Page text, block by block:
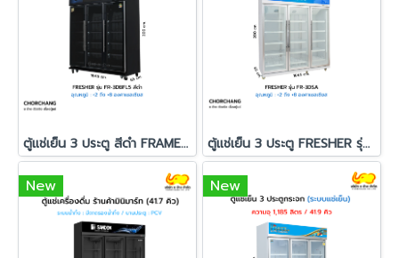
ตู้แช่เย็น 3 ประตู สีดำ FRAMELESS รุ่น FR-3DBFL5 ตู้แช่เย็น 3 ประตู FRESHER รุ่น FR-3DSA
New New